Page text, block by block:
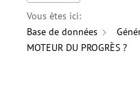
Vous êtes ici:
Base de données
MOTEUR DU PROGRÈS ?